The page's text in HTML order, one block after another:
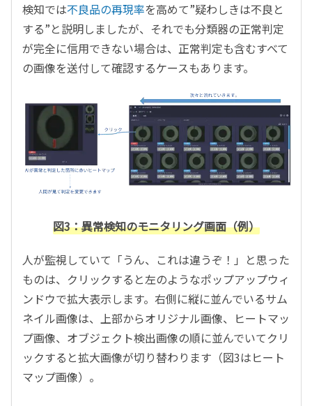
検知では不良品の再現率を高めて”疑わしきは不良と
する”と説明しましたが、それでも分類器の正常判定
が完全に信用できない場合は、正常判定も含むすべて
の画像を送付して確認するケースもあります。
図3：異常検知のモニタリング画面（例）
人が監視していて「うん、これは違うぞ！」と思った
ものは、クリックすると左のようなポップアップウィ
ンドウで拡大表示します。右側に縦に並んでいるサム
ネイル画像は、上部からオリジナル画像、ヒートマッ
プ画像、オブジェクト検出画像の順に並んでいてクリ
ックすると拡大画像が切り替わります（図3はヒート
マップ画像）。